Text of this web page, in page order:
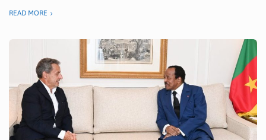
READ MORE